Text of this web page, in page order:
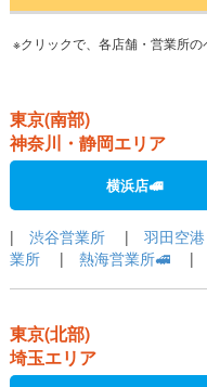
※クリックで、各店舗・営業所の
東京(南部)
神奈川・静岡エリア
横浜店🚅
| 渋谷営業所| 羽田空
業所| 熱海営業所🚅|
東京(北部)
埼玉エリア